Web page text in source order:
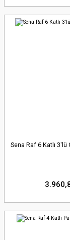
Sena Raf 6 Katlı